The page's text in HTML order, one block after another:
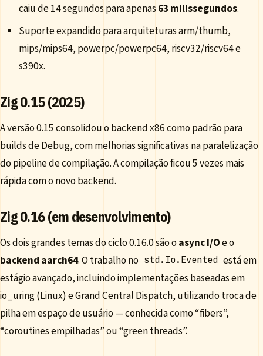
caiu de 14 segundos para apenas63 milissegundos.
Suporte expandido para arquiteturas arm/thumb,
mips/mips64, powerpc/powerpc64, riscv32/riscv64 e
s390x.
Zig 0.15 (2025)
A versão 0.15 consolidou o backend x86 como padrão para
builds de Debug, com melhorias significativas na paralelização
do pipeline de compilação. A compilação ficou 5 vezes mais
rápida com o novo backend.
Zig 0.16 (em desenvolvimento)
Os dois grandes temas do ciclo 0.16.0 são oasync I/Oe o
backend aarch64. O trabalho no std.Io.Evented está em
estágio avançado, incluindo implementações baseadas em
io_uring (Linux) e Grand Central Dispatch, utilizando troca de
pilha em espaço de usuário — conhecida como “fibers”,
“coroutines empilhadas” ou “green threads”.